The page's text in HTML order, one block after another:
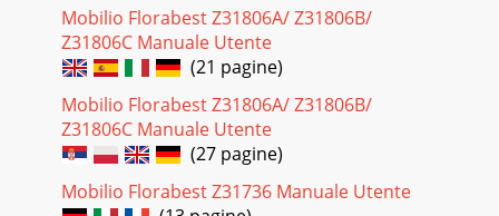
Mobilio Florabest Z31806A/ Z31806B/
Z31806C Manuale Utente
(21 pagine)
Mobilio Florabest Z31806A/ Z31806B/
Z31806C Manuale Utente
(27 pagine)
Mobilio Florabest Z31736 Manuale Utente